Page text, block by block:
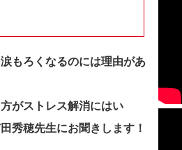
もろくなるのには理由があ
がストレス解消にはい
秀穂先生にお聞きします！